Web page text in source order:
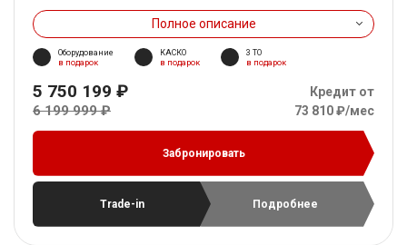
Полное описание
Оборудование
в подарок
КАСКО
в подарок
3 ТО
в подарок
5 750 199 ₽
6 199 999 ₽
Кредит от
73 810 ₽/мес
Забронировать
Trade-in Подробнее